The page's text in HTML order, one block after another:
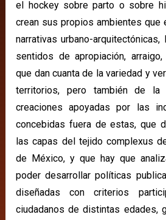
el hockey sobre parto o sobre
crean sus propios ambientes que
narrativas urbano-
sentidos de apropiación,
que dan cuanta de la variedad y
territorios, pero también de la
creaciones apoyadas por las
concebidas fuera de estas, que
las capas del tejido complexus
de México, y que hay que
poder desarrollar políticas
diseñadas con criterios
ciudadanos de distintas edades,